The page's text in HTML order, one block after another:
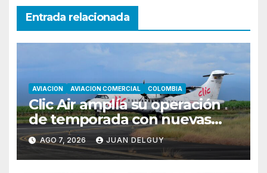
Entrada relacionada
AVIACION AVIACION COMERCIAL COLOMBIA
Clic Air amplía su operación
de temporada con nuevas
rutas hacia Cartagena y Tolú
AGO 7, 2026 JUAN DELGUY